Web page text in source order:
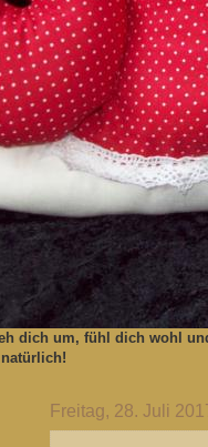
dich um, fühl dich wohl
Freitag, 28. Juli